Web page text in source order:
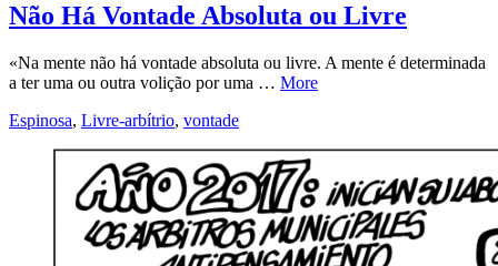
Não Há Vontade Absoluta ou Livre
«Na mente não há vontade absoluta ou livre. A mente é determinada
a ter uma ou outra volição por uma … More
Espinosa, Livre-arbítrio, vontade